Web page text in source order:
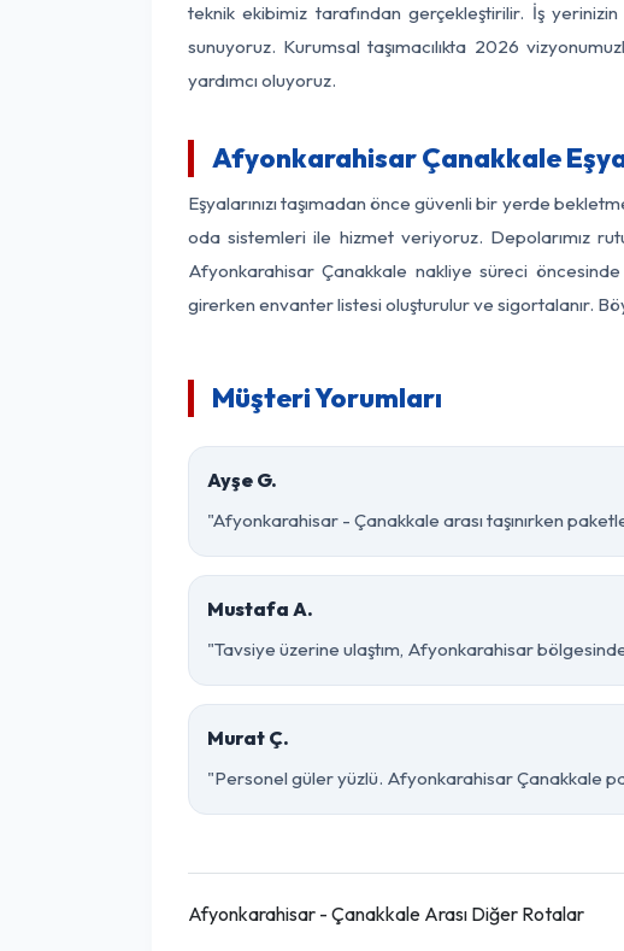
teknik ekibimiz tarafından gerçekleştirilir. İş
sunuyoruz. Kurumsal taşımacılıkta 2026
yardımcı oluyoruz.
Afyonkarahisar Çanakkale
Eşyalarınızı taşımadan önce güvenli bir yerde
oda sistemleri ile hizmet veriyoruz. Depolarımız
Afyonkarahisar Çanakkale nakliye süreci
girerken envanter listesi oluşturulur ve sigortalanır.
Müşteri Yorumları
Ayşe G.
"Afyonkarahisar - Çanakkale arası taşınırken
Mustafa A.
"Tavsiye üzerine ulaştım, Afyonkarahisar
Murat Ç.
"Personel güler yüzlü. Afyonkarahisar Çanakkale
Afyonkarahisar - Çanakkale Arası Diğer Rotalar